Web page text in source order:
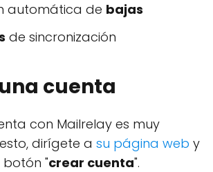
automática de bajas
de sincronización
cuenta
con Mailrelay es muy
dirígete a su página web y
botón "crear cuenta".